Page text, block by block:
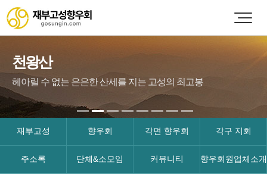
천왕산
헤아릴 수 없는 은은한 산세를 지는 고성의 최고봉
재부고성 향우회 각면 향우회 각구 지회
주소록 단체&소모임 커뮤니티 향우회원업체소개